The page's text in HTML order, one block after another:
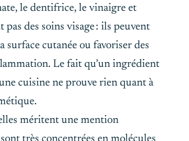
le dentifrice, le vinaigre et
pas des soins visage : ils peuvent
cutanée ou favoriser des
Le fait qu’un ingrédient
cuisine ne prouve rien quant à
méritent une mention